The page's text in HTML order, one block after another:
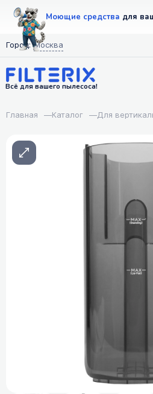
Моющие средства для
Город: Москва
Всё для вашего пылесоса!
Главная —Каталог —Для